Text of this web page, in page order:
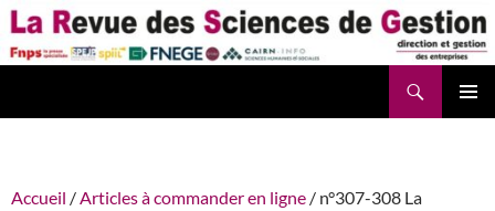
Aller
au
contenu
Accueil /Articles à commander en ligne / n°307-308 La